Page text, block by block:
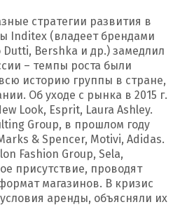
стратегии развития в
Inditex (владеет брендами
Dutti, Bershka и др.) замедлил
– темпы роста были
историю группы в стране,
Об уходе с рынка в 2015 г.
Look, Esprit, Laura Ashley.
Group, в прошлом году
& Spencer, Motivi, Adidas.
Fashion Group, Sela,
присутствие, проводят
магазинов. В кризис
аренды, объясняли их